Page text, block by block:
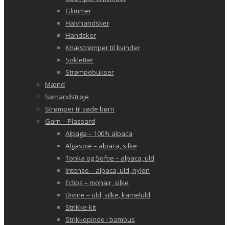
Glimmer
Halvhandsker
Handsker
Knæstrømper til kvinder
Sokletter
Strømpebukser
Mænd
Sømandstrøje
Strømper til søde børn
Garn – Plassard
Alpaga – 100% alpaca
Algasoie – alpaca, silke
Tonka og Softie – alpaca, uld
Intense – alpaca, uld, nylon
Eclips – mohair, silke
Divine – uld, silke, kameluld
Strikke-kit
Strikkepinde i bambus